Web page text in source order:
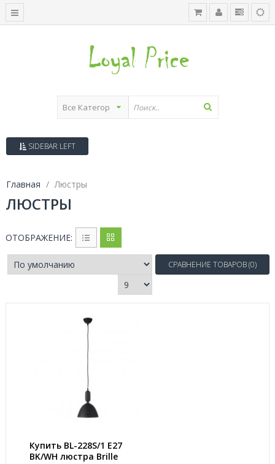
SIDEBAR LEFT
Главная Люстры
ЛЮСТРЫ
ОТОБРАЖЕНИЕ:
СРАВНЕНИЕ ТОВАРОВ (0)
Купить BL-228S/1 E27
BK/WH люстра Brille